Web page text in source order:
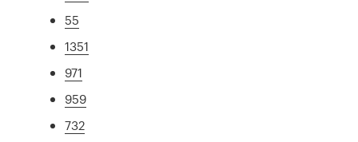
55
1351
971
959
732